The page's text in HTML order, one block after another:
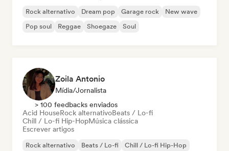
Rock alternativo Dream pop Garage rock
New wave
Pop soul
Reggae Shoegaze Soul
Zoila Antonio
Mídia/Jornalista
> 100 feedbacks enviados
Acid HouseRock alternativoBeats / Lo-fi
Chill / Lo-fi Hip-HopMúsica clássica
Escrever artigos
Rock alternativo Beats / Lo-fi
Chill / Lo-fi Hip-Hop